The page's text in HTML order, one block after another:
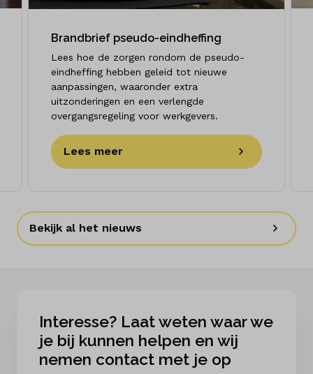
Brandbrief pseudo-eindheffing
Lees hoe de zorgen rondom de pseudo-
eindheffing hebben geleid tot nieuwe
aanpassingen, waaronder extra
uitzonderingen en een verlengde
overgangsregeling voor werkgevers.
Lees meer
Bekijk al het nieuws
Interesse? Laat weten waar we
je bij kunnen helpen en wij
nemen contact met je op